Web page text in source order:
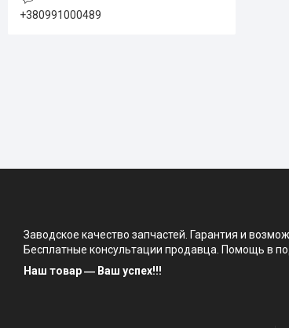
+380991000489
Заводское качество запчастей. Гарантия и
Бесплатные консультации продавца. Помощь в
Наш товар ― Ваш успех!!!